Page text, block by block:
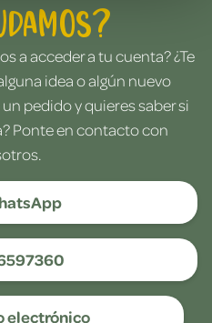
a acceder a tu cuenta? ¿Te
idea o algún nuevo
pedido y quieres saber si
Ponte en contacto con
electrónico